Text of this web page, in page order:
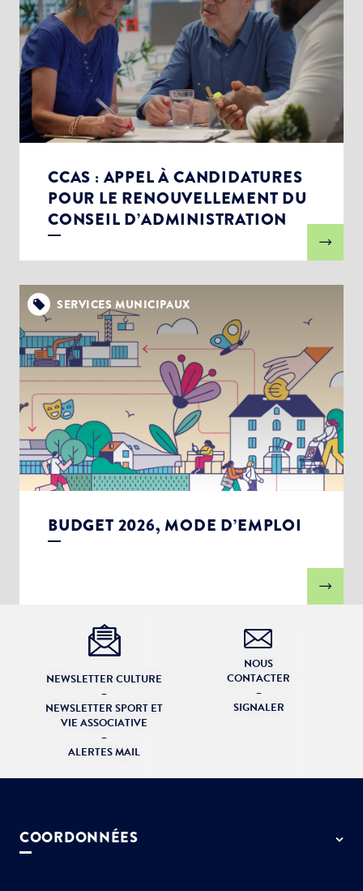
CCAS : APPEL À CANDIDATURES
POUR LE RENOUVELLEMENT DU
CONSEIL D’ADMINISTRATION
SERVICES MUNICIPAUX
BUDGET 2026, MODE D’EMPLOI
NEWSLETTER CULTURE
–
NEWSLETTER SPORT ET
VIE ASSOCIATIVE
–
ALERTES MAIL
NOUS
CONTACTER
–
SIGNALER
COORDONNÉES